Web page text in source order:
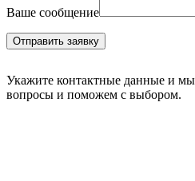
Ваше сообщение
Укажите контактные данные и мы
вопросы и поможем с выбором.